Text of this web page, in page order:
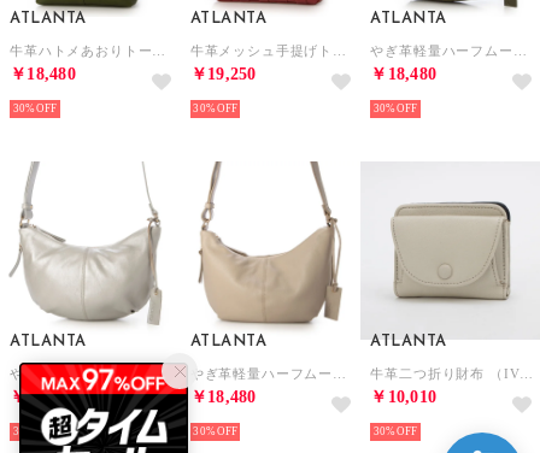
ATLANTA
￥18,480
30%
ATLANTA
￥19,250
30%
ATLANTA
￥18,480
30%
ATLANTA
やぎ革軽量ハーフムーンショルダー （2SV）
￥18,480
30%
ATLANTA
￥18,480
30%
ATLANTA
￥10,010
30%